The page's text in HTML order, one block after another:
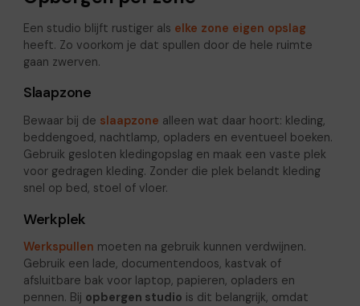
Een studio blijft rustiger als elke zone eigen opslag
heeft. Zo voorkom je dat spullen door de hele ruimte
gaan zwerven.
Slaapzone
Bewaar bij de slaapzone alleen wat daar hoort: kleding,
beddengoed, nachtlamp, opladers en eventueel boeken.
Gebruik gesloten kledingopslag en maak een vaste plek
voor gedragen kleding. Zonder die plek belandt kleding
snel op bed, stoel of vloer.
Werkplek
Werkspullen moeten na gebruik kunnen verdwijnen.
Gebruik een lade, documentendoos, kastvak of
afsluitbare bak voor laptop, papieren, opladers en
pennen. Bij opbergen studio is dit belangrijk, omdat